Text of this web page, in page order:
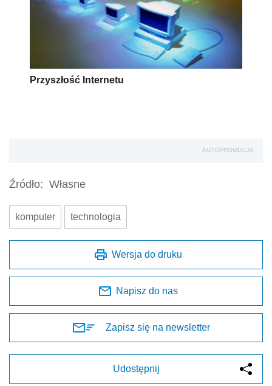
Przyszłość Internetu
AUTOPROMOCJA
Źródło: Własne
komputer technologia
Wersja do druku
Napisz do nas
Zapisz się na newsletter
Udostępnij